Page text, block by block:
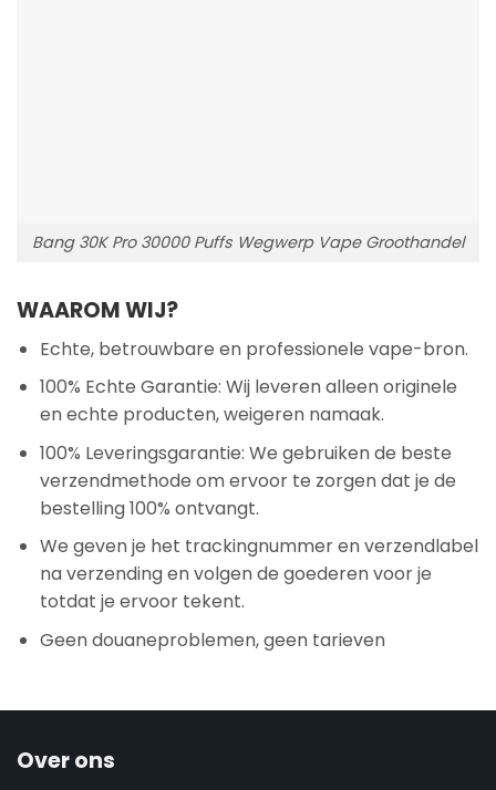
Bang 30K Pro 30000 Puffs Wegwerp Vape Groothandel
WAAROM WIJ?
Echte, betrouwbare en professionele vape-bron.
100% Echte Garantie: Wij leveren alleen originele
en echte producten, weigeren namaak.
100% Leveringsgarantie: We gebruiken de beste
verzendmethode om ervoor te zorgen dat je de
bestelling 100% ontvangt.
We geven je het trackingnummer en verzendlabel
na verzending en volgen de goederen voor je
totdat je ervoor tekent.
Geen douaneproblemen, geen tarieven
Over ons